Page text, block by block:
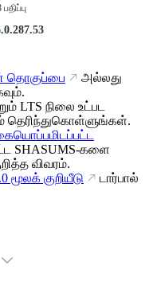
தொகுப்பை
அல்லது
LTS நிலை உட்பட
தெரிந்துகொள்ளுங்கள்.
SHASUMS-களை
விவரம்.
மூலக் குறியீடு
டார்பால்